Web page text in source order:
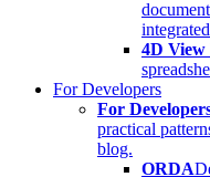
4D View
For Developers
For
practical
blog.
ORDA